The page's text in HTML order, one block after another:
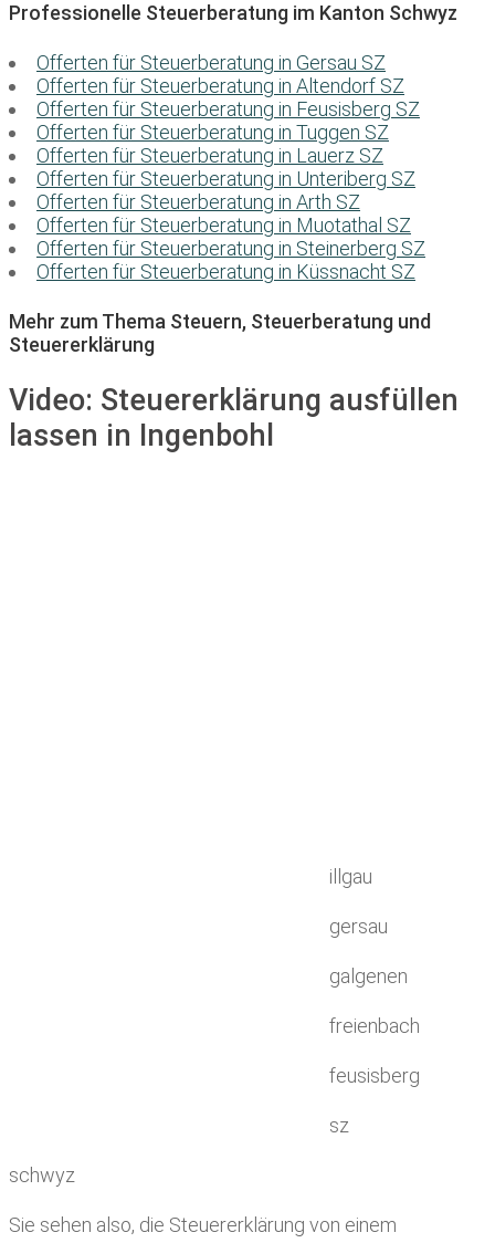
Professionelle Steuerberatung im Kanton Schwyz
Offerten für Steuerberatung in Gersau SZ
Offerten für Steuerberatung in Altendorf SZ
Offerten für Steuerberatung in Feusisberg SZ
Offerten für Steuerberatung in Tuggen SZ
Offerten für Steuerberatung in Lauerz SZ
Offerten für Steuerberatung in Unteriberg SZ
Offerten für Steuerberatung in Arth SZ
Offerten für Steuerberatung in Muotathal SZ
Offerten für Steuerberatung in Steinerberg SZ
Offerten für Steuerberatung in Küssnacht SZ
Mehr zum Thema Steuern, Steuerberatung und
Steuererklärung
Video: Steuererklärung ausfüllen
lassen in Ingenbohl
illgau
gersau
galgenen
freienbach
feusisberg
sz
schwyz
Sie sehen also, die Steuererklärung von einem